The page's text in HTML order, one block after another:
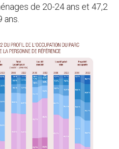
de 20-24 ans et 47,2